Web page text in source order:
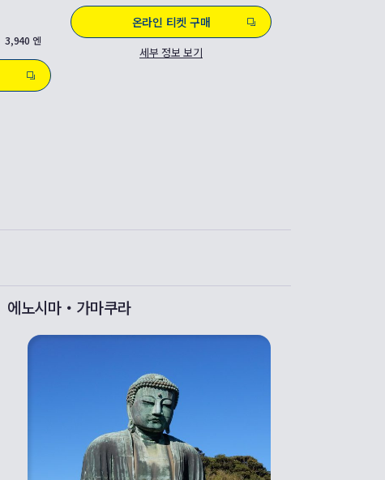
3,940 엔
온라인 티켓 구매
세부 정보 보기
에노시마・가마쿠라